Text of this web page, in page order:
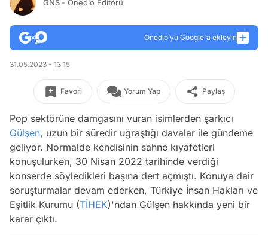
GNS - Onedio Editörü
Onedio’yu Google'a ekleyin
31.05.2023 - 13:15
Favori Yorum Yap Paylaş
Pop sektörüne damgasını vuran isimlerden şarkıcı
Gülşen, uzun bir süredir uğraştığı davalar ile gündeme
geliyor. Normalde kendisinin sahne kıyafetleri
konuşulurken, 30 Nisan 2022 tarihinde verdiği
konserde söyledikleri başına dert açmıştı. Konuya dair
soruşturmalar devam ederken, Türkiye İnsan Hakları ve
Eşitlik Kurumu (TİHEK)'ndan Gülşen hakkında yeni bir
karar çıktı.